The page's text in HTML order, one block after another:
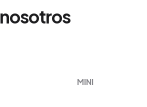
nosotros
MINI